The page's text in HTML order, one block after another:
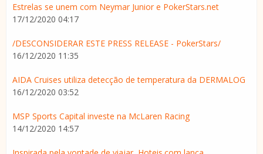
Estrelas se unem com Neymar Junior e PokerStars.net
17/12/2020 04:17
/DESCONSIDERAR ESTE PRESS RELEASE - PokerStars/
16/12/2020 11:35
AIDA Cruises utiliza detecção de temperatura da DERMALOG
16/12/2020 03:52
MSP Sports Capital investe na McLaren Racing
14/12/2020 14:57